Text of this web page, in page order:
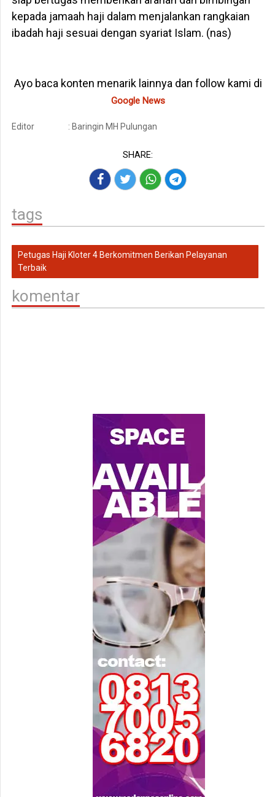
kepada jamaah haji dalam menjalankan rangkaian
ibadah haji sesuai dengan syariat Islam. (nas)
Ayo baca konten menarik lainnya dan follow kami di
Google News
Editor : Baringin MH Pulungan
SHARE:
tags
Petugas Haji Kloter 4 Berkomitmen Berikan Pelayanan
Terbaik
komentar